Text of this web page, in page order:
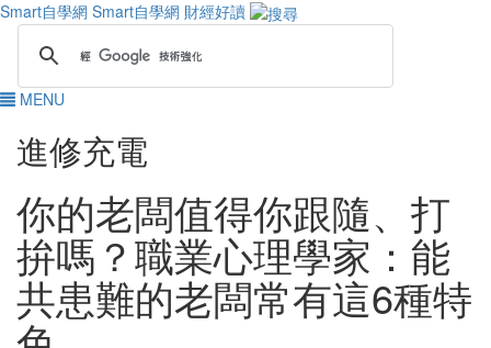
Smart自學網 Smart自學網 財經好讀
MENU
進修充電
你的老闆值得你跟隨、打
拚嗎？職業心理學家：能
共患難的老闆常有這6種特